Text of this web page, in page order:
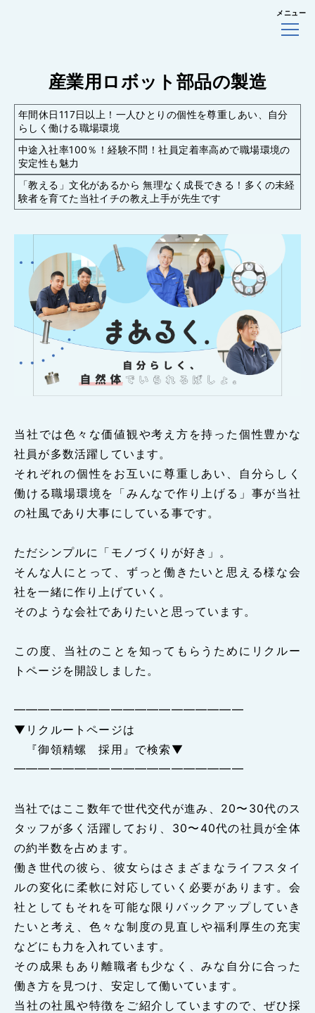
メニュー
産業用ロボット部品の製造
年間休日117日以上！一人ひとりの個性を尊重しあい、自分
らしく働ける職場環境
中途入社率100％！経験不問！社員定着率高めで職場環境の
安定性も魅力
「教える」文化があるから 無理なく成長できる！多くの未経
験者を育てた当社イチの教え上手が先生です
当社では色々な価値観や考え方を持った個性豊かな
社員が多数活躍しています。
それぞれの個性をお互いに尊重しあい、自分らしく
働ける職場環境を「みんなで作り上げる」事が当社
の社風であり大事にしている事です。
ただシンプルに「モノづくりが好き」。
そんな人にとって、ずっと働きたいと思える様な会
社を一緒に作り上げていく。
そのような会社でありたいと思っています。
この度、当社のことを知ってもらうためにリクルー
トページを開設しました。
━━━━━━━━━━━━━━━━━━━
▼リクルートページは
『御領精螺 採用』で検索▼
━━━━━━━━━━━━━━━━━━━
当社ではここ数年で世代交代が進み、20〜30代のス
タッフが多く活躍しており、30〜40代の社員が全体
の約半数を占めます。
働き世代の彼ら、彼女らはさまざまなライフスタイ
ルの変化に柔軟に対応していく必要があります。会
社としてもそれを可能な限りバックアップしていき
たいと考え、色々な制度の見直しや福利厚生の充実
などにも力を入れています。
その成果もあり離職者も少なく、みな自分に合った
働き方を見つけ、安定して働いています。
当社の社風や特徴をご紹介していますので、ぜひ採